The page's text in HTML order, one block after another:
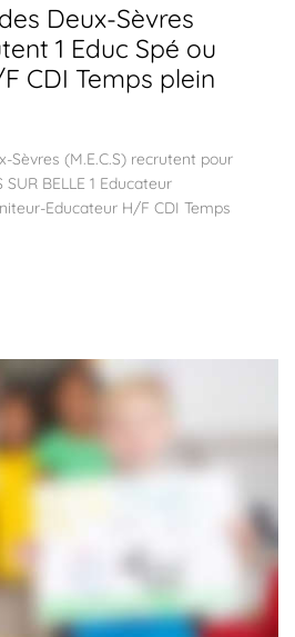
Deux-Sèvres
1 Educ Spé ou
CDI Temps plein
Sèvres (M.E.C.S) recrutent pour
BELLE 1 Educateur
Educateur H/F CDI Temps